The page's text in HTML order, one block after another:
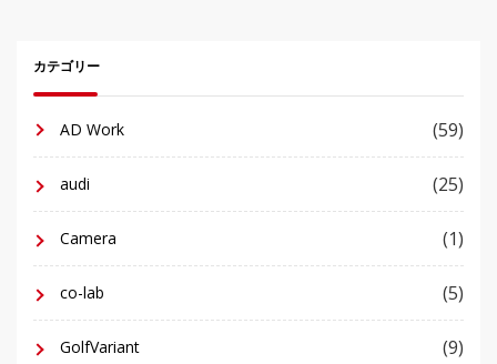
カテゴリー
AD Work (59)
audi (25)
Camera (1)
co-lab (5)
GolfVariant (9)